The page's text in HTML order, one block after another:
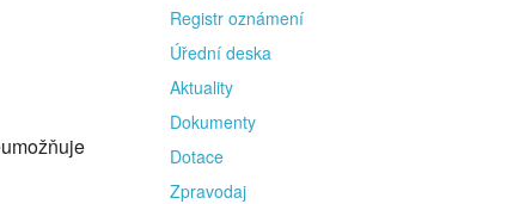
Registr oznámení
Úřední deska
Aktuality
Dokumenty
Dotace
Zpravodaj